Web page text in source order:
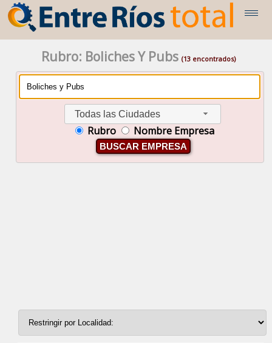
Rubro: Boliches Y Pubs(13 encontrados)
Todas las Ciudades
Rubro Nombre Empresa
BUSCAR EMPRESA